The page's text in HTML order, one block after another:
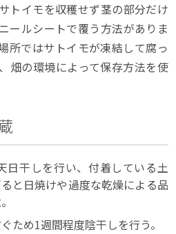
トイモを収穫せず茎の部分だけ
ールシートで覆う方法がありま
所ではサトイモが凍結して腐っ
畑の環境によって保存方法を使
日干しを行い、付着している土
と日焼けや過度な乾燥による品
ため1週間程度陰干しを行う。